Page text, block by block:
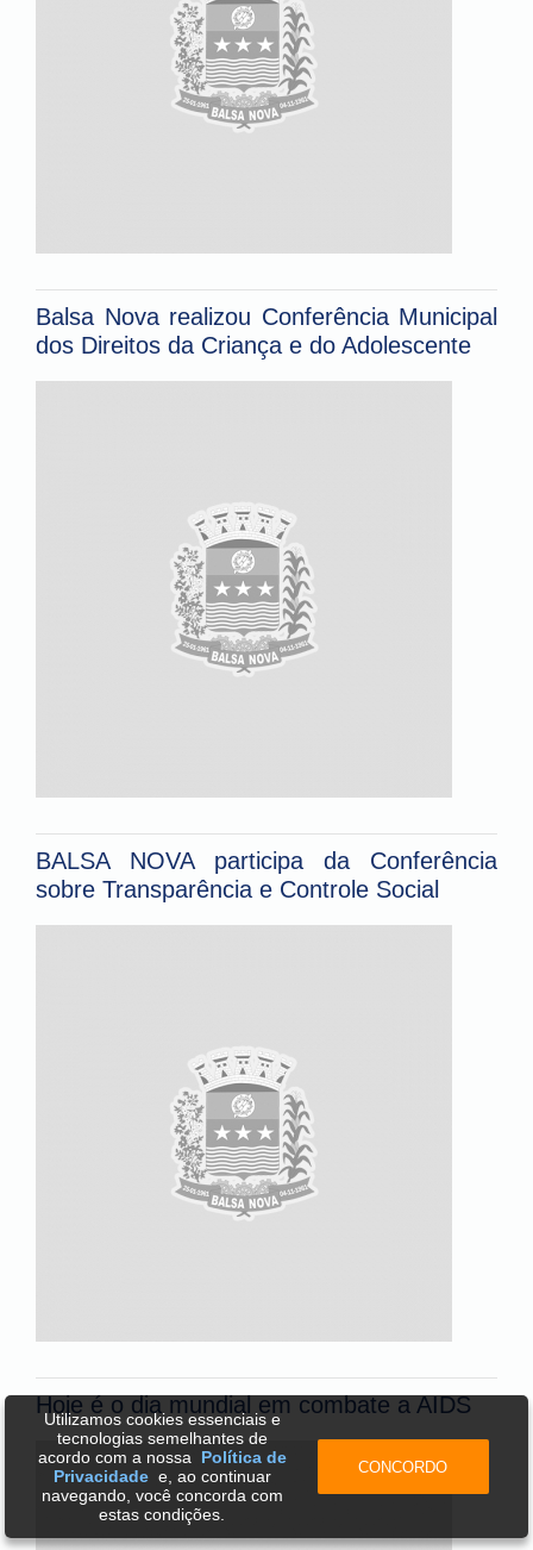
Balsa Nova realizou Conferência Municipal
dos Direitos da Criança e do Adolescente
BALSA NOVA participa da Conferência
sobre Transparência e Controle Social
Hoje é o dia mundial em combate a AIDS
Utilizamos cookies essenciais e
tecnologias semelhantes de
acordo com a nossa Política de
Privacidadee, ao continuar
navegando, você concorda com
estas condições.
CONCORDO